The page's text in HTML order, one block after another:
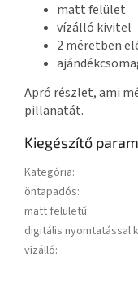
matt felület
vízálló kivitel
2 méretben
Apró részlet, ami
pillanatát.
Kiegészítő
Kategória:
öntapadós:
matt felületű:
digitális nyomtatással
vízálló: